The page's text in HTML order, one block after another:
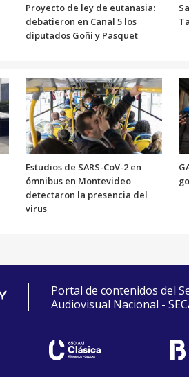
Proyecto de ley de eutanasia:
debatieron en Canal 5 los
diputados Goñi y Pasquet
Estudios de SARS-CoV-2 en
ómnibus en Montevideo
detectaron la presencia del
virus
Portal de contenidos del
Audiovisual Nacional -